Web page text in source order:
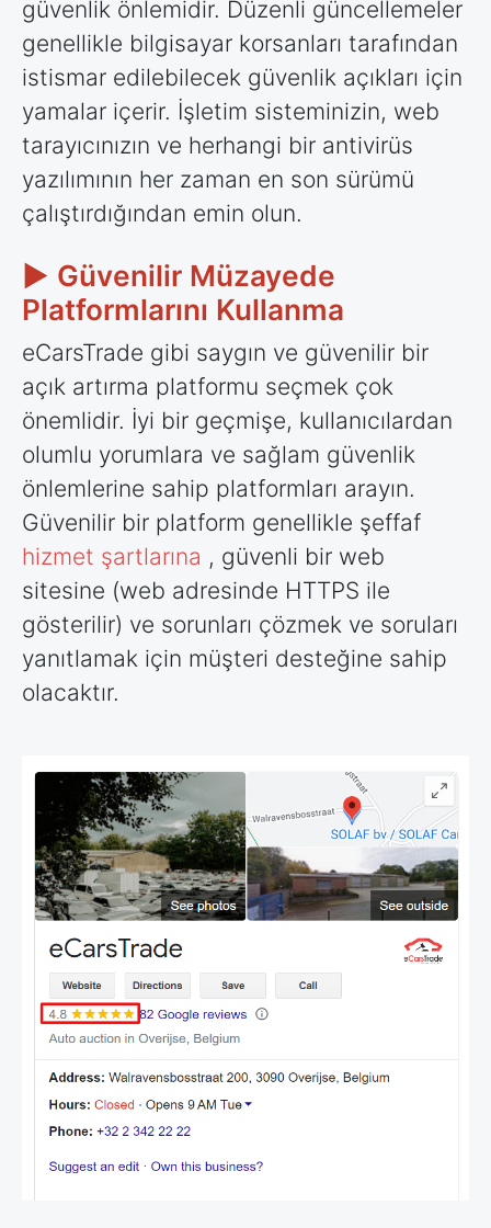
güvenlik önlemidir. Düzenli güncellemeler
genellikle bilgisayar korsanları tarafından
istismar edilebilecek güvenlik açıkları için
yamalar içerir. İşletim sisteminizin, web
tarayıcınızın ve herhangi bir antivirüs
yazılımının her zaman en son sürümü
çalıştırdığından emin olun.
► Güvenilir Müzayede
Platformlarını Kullanma
eCarsTrade gibi saygın ve güvenilir bir
açık artırma platformu seçmek çok
önemlidir. İyi bir geçmişe, kullanıcılardan
olumlu yorumlara ve sağlam güvenlik
önlemlerine sahip platformları arayın.
Güvenilir bir platform genellikle şeffaf
hizmet şartlarına , güvenli bir web
sitesine (web adresinde HTTPS ile
gösterilir) ve sorunları çözmek ve soruları
yanıtlamak için müşteri desteğine sahip
olacaktır.